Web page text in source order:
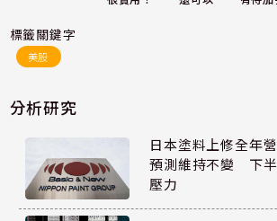
標籤關鍵字
美股
分析研究
日本塗料上修全年
預測維持不變 下
壓力